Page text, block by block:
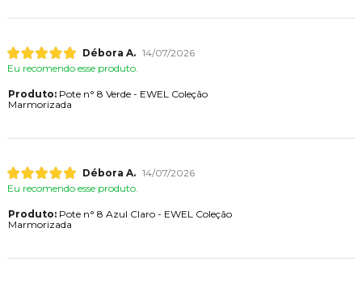
Débora A. 14/07/2026
Eu recomendo esse produto.
Produto:Pote n° 8 Verde - EWEL Coleção
Marmorizada
Débora A. 14/07/2026
Eu recomendo esse produto.
Produto:Pote n° 8 Azul Claro - EWEL Coleção
Marmorizada